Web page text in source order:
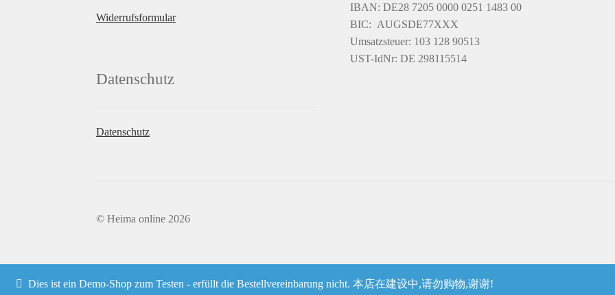
Widerrufsformular
Datenschutz
Datenschutz
IBAN: DE28 7205 0000 0251 1483 00
BIC: AUGSDE77XXX
Umsatzsteuer: 103 128 90513
UST-IdNr: DE 298115514
© Heima online 2026
Dies ist ein Demo-Shop zum Testen - erfüllt die Bestellvereinbarung nicht. 本店在建设中,请勿购物,谢谢!